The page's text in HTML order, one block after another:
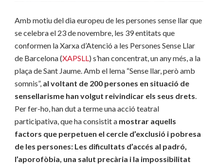
Amb motiu del dia europeu de les persones sense llar que
se celebra el 23 de novembre, les 39 entitats que
conformen la Xarxa d’Atenció a les Persones Sense Llar
de Barcelona (XAPSLL ) s’han concentrat, un any més, a la
plaça de Sant Jaume. Amb el lema “Sense llar, però amb
somnis”, al voltant de 200 persones en situació de
sensellarisme han volgut reivindicar els seus drets
Per fer-ho, han dut a terme una acció teatral
participativa, que ha consistit a mostrar aquells
factors que perpetuen el cercle d’exclusió i pobresa
de les persones: Les dificultats d’accés al padró,
l’aporofòbia, una salut precària i la impossibilitat